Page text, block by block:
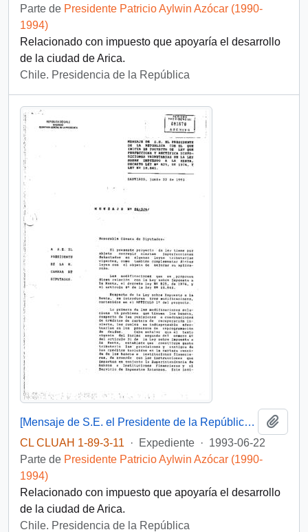
Parte de Presidente Patricio Aylwin Azócar (1990-
1994)
Relacionado con impuesto que apoyaría el desarrollo
de la ciudad de Arica.
Chile. Presidencia de la República
[Mensaje de S.E. el Presidente de la República para iniciar proyecto de ley que perfecciona disposiciones tributarias sobre impuesto a la renta]
CL CLUAH 1-89-3-11
· Expediente · 1993-06-22
Parte de Presidente Patricio Aylwin Azócar (1990-
1994)
Relacionado con impuesto que apoyaría el desarrollo
de la ciudad de Arica.
Chile. Presidencia de la República